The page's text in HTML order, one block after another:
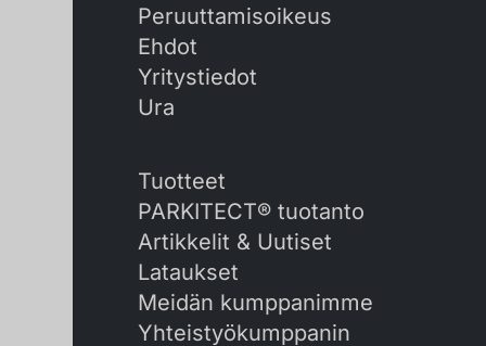
Peruuttamisoikeus
Ehdot
Yritystiedot
Ura
Tuotteet
PARKITECT® tuotanto
Artikkelit & Uutiset
Lataukset
Meidän kumppanimme
Yhteistyökumppanin